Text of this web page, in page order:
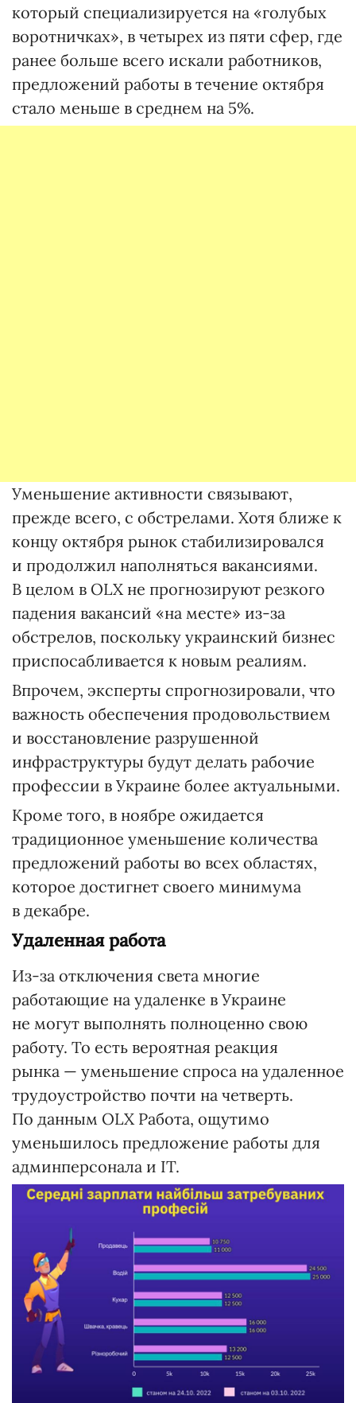
который специализируется на «голубых
воротничках», в четырех из пяти сфер, где
ранее больше всего искали работников,
предложений работы в течение октября
стало меньше в среднем на 5%.
Уменьшение активности связывают,
прежде всего, с обстрелами. Хотя ближе к
концу октября рынок стабилизировался
и продолжил наполняться вакансиями.
В целом в OLX не прогнозируют резкого
падения вакансий «на месте» из-за
обстрелов, поскольку украинский бизнес
приспосабливается к новым реалиям.
Впрочем, эксперты спрогнозировали, что
важность обеспечения продовольствием
и восстановление разрушенной
инфраструктуры будут делать рабочие
профессии в Украине более актуальными.
Кроме того, в ноябре ожидается
традиционное уменьшение количества
предложений работы во всех областях,
которое достигнет своего минимума
в декабре.
Удаленная работа
Из-за отключения света многие
работающие на удаленке в Украине
не могут выполнять полноценно свою
работу. То есть вероятная реакция
рынка — уменьшение спроса на удаленное
трудоустройство почти на четверть.
По данным OLX Работа, ощутимо
уменьшилось предложение работы для
админперсонала и IT.